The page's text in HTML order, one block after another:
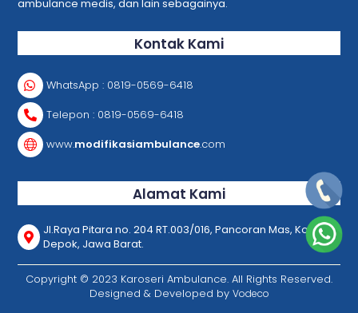
To
ambulance medis, dan lain sebagainya.
Kontak Kami
WhatsApp : 0819-0569-6418
Telepon : 0819-0569-6418
www.modifikasiambulance.com
Alamat Kami
Jl.Raya Pitara no. 204 RT.003/016, Pancoran Mas, Kota
Depok, Jawa Barat.
Copyright © 2023 Karoseri Ambulance. All Rights Reserved.
Designed & Developed by Vodeco